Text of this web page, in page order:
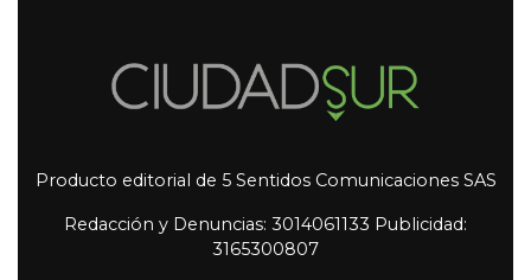
Producto editorial de 5 Sentidos Comunicaciones SAS
Redacción y Denuncias: 3014061133 Publicidad:
3165300807